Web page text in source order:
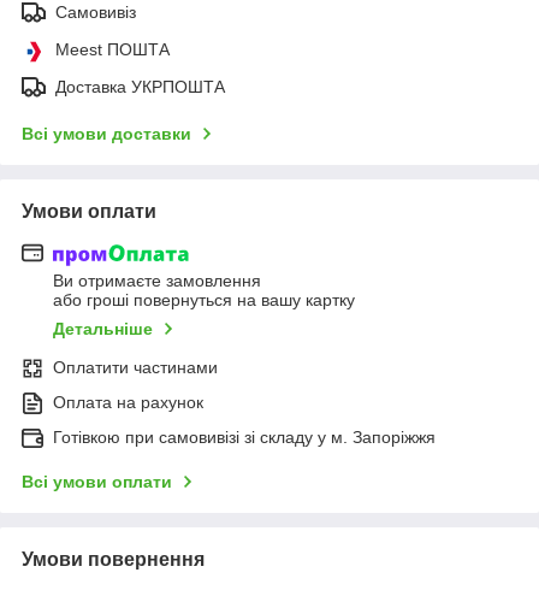
Самовивіз
Meest ПОШТА
Доставка УКРПОШТА
Всі умови доставки
Умови оплати
Ви отримаєте замовлення
або гроші повернуться на вашу картку
Детальніше
Оплатити частинами
Оплата на рахунок
Готівкою при самовивізі зі складу у м. Запоріжжя
Всі умови оплати
Умови повернення